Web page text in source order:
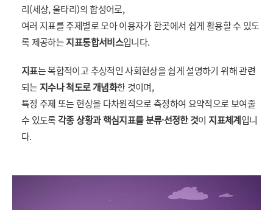
리(세상, 울타리)의 합성어로,
여러 지표를 주제별로 모아 이용자가 한곳에서 쉽게 활용할 수 있도
록 제공하는지표통합서비스입니다.
지표는 복합적이고 추상적인 사회현상을 쉽게 설명하기 위해 관련
되는지수나 척도로 개념화한 것이며,
특정 주제 또는 현상을 다차원적으로 측정하여 요약적으로 보여줄
수 있도록각종 상황과 핵심지표를 분류·선정한 것이지표체계입니
다.